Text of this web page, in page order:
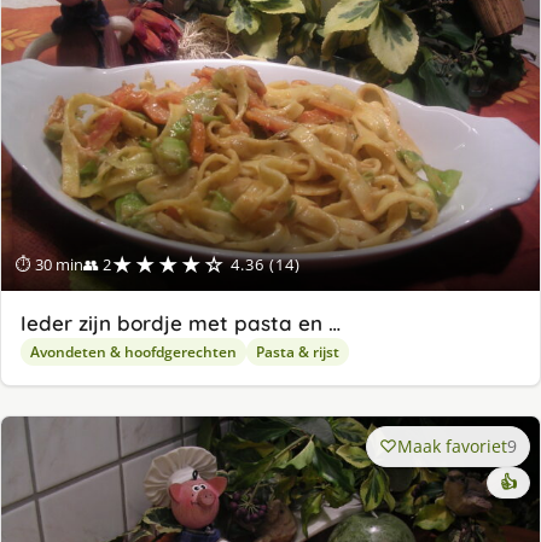
⏱ 30 min👥 2★★★★☆ 4.36 (14)
Ieder zijn bordje met pasta en …
Avondeten & hoofdgerechten Pasta & rijst
Maak favoriet9
👍